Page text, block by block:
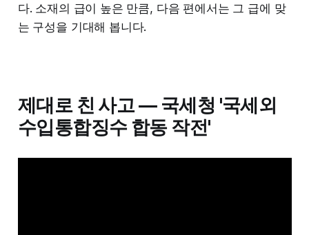
다. 소재의 급이 높은 만큼, 다음 편에서는 그 급에 맞
는 구성을 기대해 봅니다.
제대로 친 사고 — 국세청 '국세외
수입통합징수 합동 작전'